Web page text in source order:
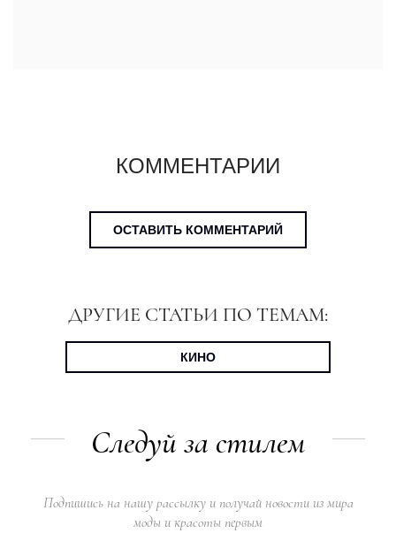
КОММЕНТАРИИ
ОСТАВИТЬ КОММЕНТАРИЙ
ДРУГИЕ СТАТЬИ ПО ТЕМАМ:
КИНО
Следуй за стилем
Подпишись на нашу рассылку и получай новости из мира
моды и красоты первым